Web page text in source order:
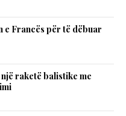
e Francës për të dëbuar
raketë balistike me